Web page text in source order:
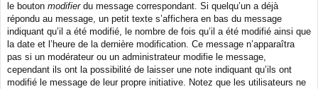
le bouton modifierdu message correspondant. Si quelqu’un a déjà
répondu au message, un petit texte s’affichera en bas du message
indiquant qu’il a été modifié, le nombre de fois qu’il a été modifié ainsi que
la date et l’heure de la dernière modification. Ce message n’apparaîtra
pas si un modérateur ou un administrateur modifie le message,
cependant ils ont la possibilité de laisser une note indiquant qu’ils ont
modifié le message de leur propre initiative. Notez que les utilisateurs ne